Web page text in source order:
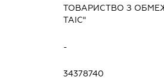
ТОВАРИСТВО З
ТАІС"
-
34378740